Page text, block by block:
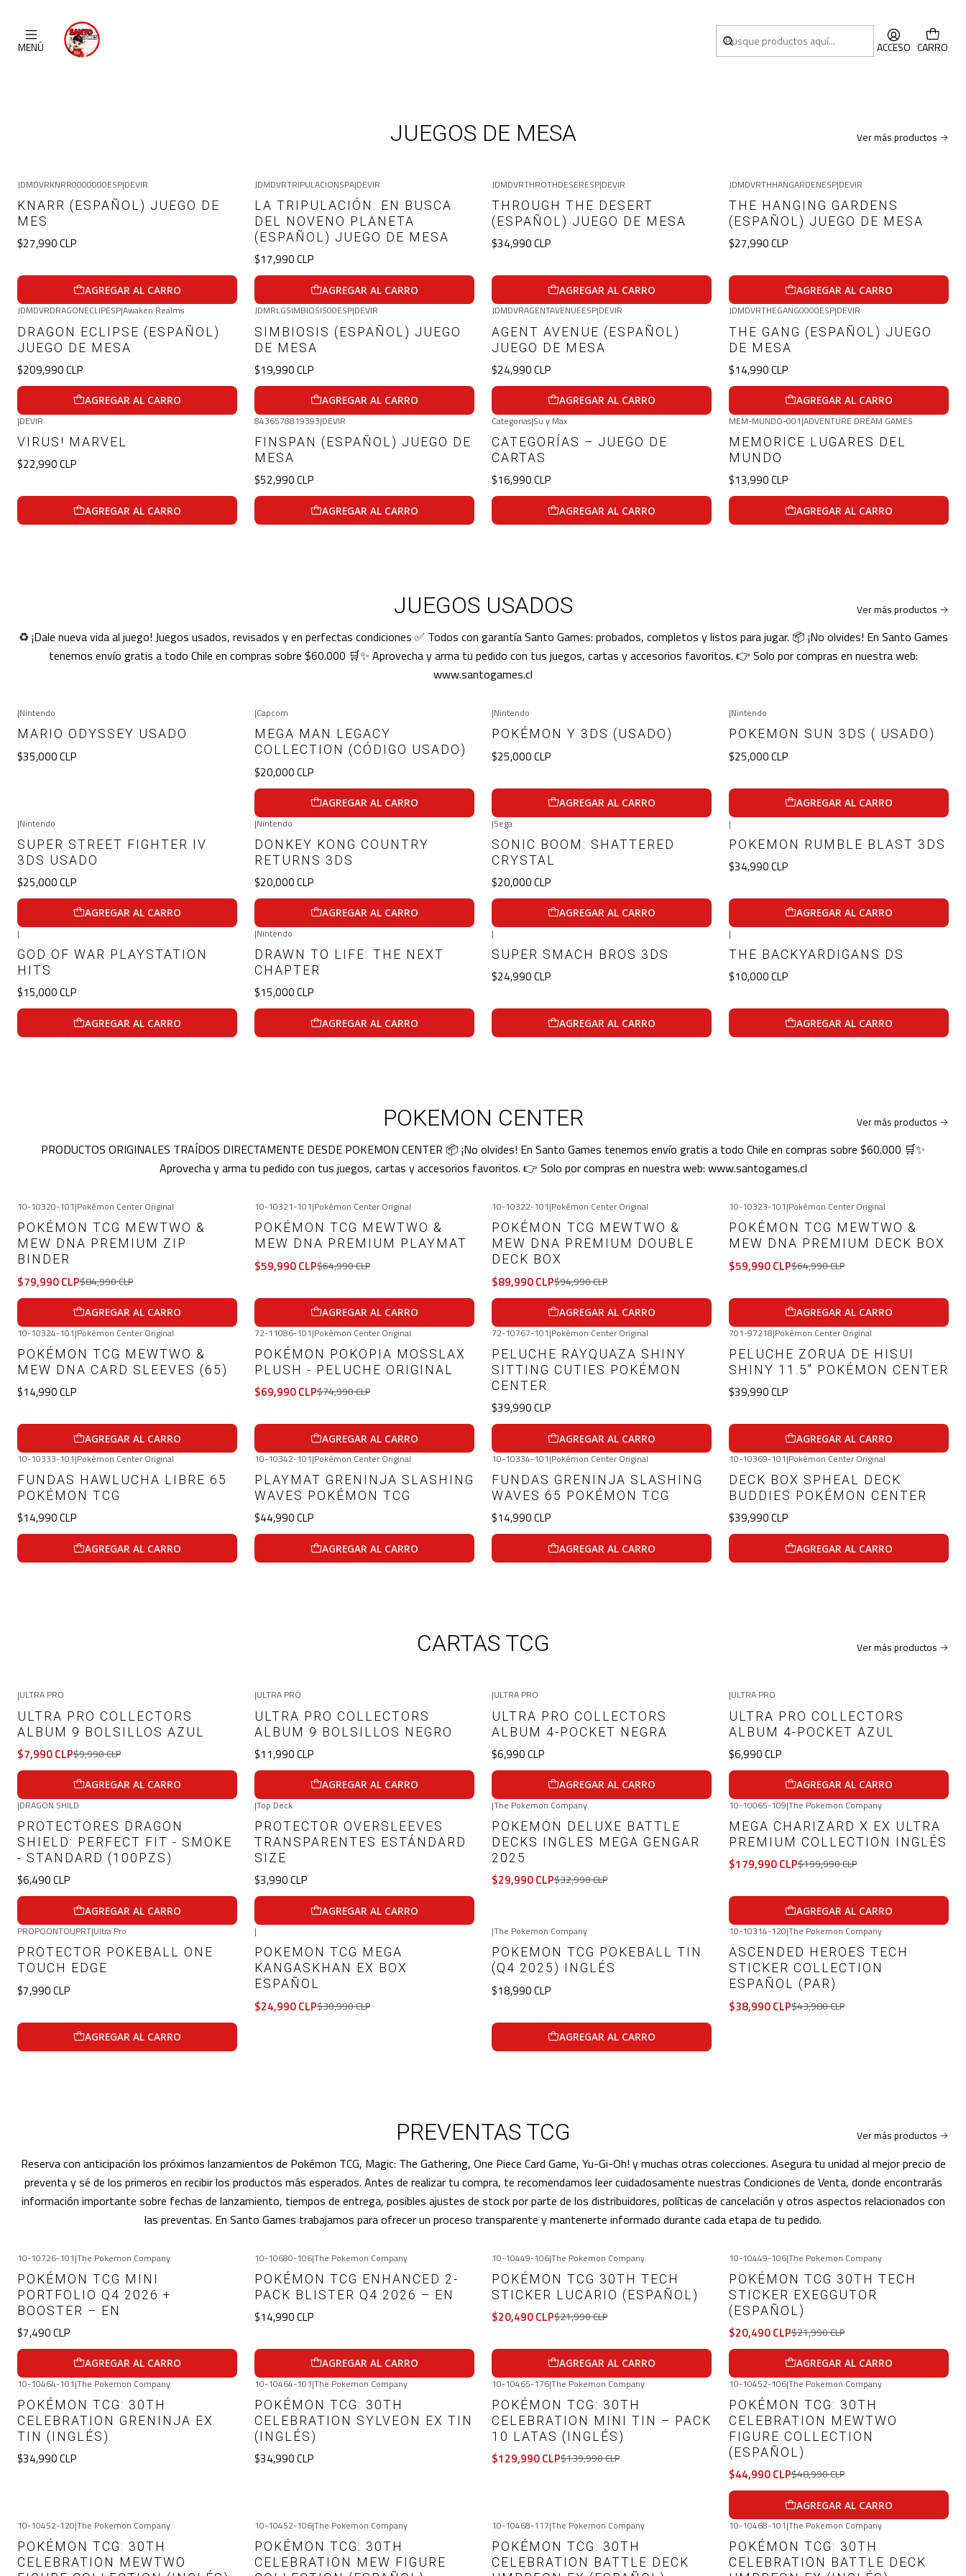
MENÚ ACCESO CARRO
JUEGOS DE MESA Ver más productos
JDMDVRKNRR0000000ESP|DEVIR
KNARR (ESPAÑOL) JUEGO DE
MES
$27,990 CLP
AGREGAR AL CARRO
JDMDVRTRIPULACIONSPA|DEVIR
LA TRIPULACIÓN: EN BUSCA
DEL NOVENO PLANETA
(ESPAÑOL) JUEGO DE MESA
$17,990 CLP
AGREGAR AL CARRO
JDMDVRTHROTHDESERESP|DEVIR
THROUGH THE DESERT
(ESPAÑOL) JUEGO DE MESA
$34,990 CLP
AGREGAR AL CARRO
JDMDVRTHHANGARDENESP|DEVIR
THE HANGING GARDENS
(ESPAÑOL) JUEGO DE MESA
$27,990 CLP
AGREGAR AL CARRO
JDMDVRDRAGONECLIPESP|Awaken Realms
DRAGON ECLIPSE (ESPAÑOL)
JUEGO DE MESA
$209,990 CLP
AGREGAR AL CARRO
JDMRLGSIMBIOSIS00ESP|DEVIR
SIMBIOSIS (ESPAÑOL) JUEGO
DE MESA
$19,990 CLP
AGREGAR AL CARRO
JDMDVRAGENTAVENUEESP|DEVIR
AGENT AVENUE (ESPAÑOL)
JUEGO DE MESA
$24,990 CLP
AGREGAR AL CARRO
JDMDVRTHEGANG0000ESP|DEVIR
THE GANG (ESPAÑOL) JUEGO
DE MESA
$14,990 CLP
AGREGAR AL CARRO
|DEVIR
VIRUS! MARVEL
$22,990 CLP
AGREGAR AL CARRO
8436578819393|DEVIR
FINSPAN (ESPAÑOL) JUEGO DE
MESA
$52,990 CLP
AGREGAR AL CARRO
Categorias|Su y Max
CATEGORÍAS – JUEGO DE
CARTAS
$16,990 CLP
AGREGAR AL CARRO
MEM-MUNDO-001|ADVENTURE DREAM GAMES
MEMORICE LUGARES DEL
MUNDO
$13,990 CLP
AGREGAR AL CARRO
JUEGOS USADOS
♻️ ¡Dale nueva vida al juego! Juegos usados, revisados y en perfectas condiciones ✅ Todos con garantía Santo Games: probados, completos y listos para jugar. 📦 ¡No olvides! En Santo Games
tenemos envío gratis a todo Chile en compras sobre $60.000 🛒✨ Aprovecha y arma tu pedido con tus juegos, cartas y accesorios favoritos. 👉 Solo por compras en nuestra web:
www.santogames.cl
Ver más productos
|Nintendo
MARIO ODYSSEY USADO
$35,000 CLP
|Capcom
MEGA MAN LEGACY
COLLECTION (CÓDIGO USADO)
$20,000 CLP
AGREGAR AL CARRO
|Nintendo
POKÉMON Y 3DS (USADO)
$25,000 CLP
AGREGAR AL CARRO
|Nintendo
POKEMON SUN 3DS ( USADO)
$25,000 CLP
AGREGAR AL CARRO
|Nintendo
SUPER STREET FIGHTER IV
3DS USADO
$25,000 CLP
AGREGAR AL CARRO
|Nintendo
DONKEY KONG COUNTRY
RETURNS 3DS
$20,000 CLP
AGREGAR AL CARRO
|Sega
SONIC BOOM: SHATTERED
CRYSTAL
$20,000 CLP
AGREGAR AL CARRO
|
POKEMON RUMBLE BLAST 3DS
$34,990 CLP
AGREGAR AL CARRO
|
GOD OF WAR PLAYSTATION
HITS
$15,000 CLP
AGREGAR AL CARRO
|Nintendo
DRAWN TO LIFE: THE NEXT
CHAPTER
$15,000 CLP
AGREGAR AL CARRO
|
SUPER SMACH BROS 3DS
$24,990 CLP
AGREGAR AL CARRO
|
THE BACKYARDIGANS DS
$10,000 CLP
AGREGAR AL CARRO
POKEMON CENTER
PRODUCTOS ORIGINALES TRAÍDOS DIRECTAMENTE DESDE POKEMON CENTER 📦 ¡No olvides! En Santo Games tenemos envío gratis a todo Chile en compras sobre $60.000 🛒✨
Aprovecha y arma tu pedido con tus juegos, cartas y accesorios favoritos. 👉 Solo por compras en nuestra web: www.santogames.cl
Ver más productos
10-10320-101|Pokémon Center Original
POKÉMON TCG MEWTWO &
MEW DNA PREMIUM ZIP
BINDER
$79,990 CLP$84,990 CLP
AGREGAR AL CARRO
10-10321-101|Pokémon Center Original
POKÉMON TCG MEWTWO &
MEW DNA PREMIUM PLAYMAT
$59,990 CLP$64,990 CLP
AGREGAR AL CARRO
10-10322-101|Pokémon Center Original
POKÉMON TCG MEWTWO &
MEW DNA PREMIUM DOUBLE
DECK BOX
$89,990 CLP$94,990 CLP
AGREGAR AL CARRO
10-10323-101|Pokémon Center Original
POKÉMON TCG MEWTWO &
MEW DNA PREMIUM DECK BOX
$59,990 CLP$64,990 CLP
AGREGAR AL CARRO
10-10324-101|Pokémon Center Original
POKÉMON TCG MEWTWO &
MEW DNA CARD SLEEVES (65)
$14,990 CLP
AGREGAR AL CARRO
72-11086-101|Pokémon Center Original
POKÉMON POKOPIA MOSSLAX
PLUSH - PELUCHE ORIGINAL
$69,990 CLP$74,990 CLP
AGREGAR AL CARRO
72-10767-101|Pokémon Center Original
PELUCHE RAYQUAZA SHINY
SITTING CUTIES POKÉMON
CENTER
$39,990 CLP
AGREGAR AL CARRO
701-97218|Pokémon Center Original
PELUCHE ZORUA DE HISUI
SHINY 11.5” POKÉMON CENTER
$39,990 CLP
AGREGAR AL CARRO
10-10333-101|Pokémon Center Original
FUNDAS HAWLUCHA LIBRE 65
POKÉMON TCG
$14,990 CLP
AGREGAR AL CARRO
10-10342-101|Pokémon Center Original
PLAYMAT GRENINJA SLASHING
WAVES POKÉMON TCG
$44,990 CLP
AGREGAR AL CARRO
10-10334-101|Pokémon Center Original
FUNDAS GRENINJA SLASHING
WAVES 65 POKÉMON TCG
$14,990 CLP
AGREGAR AL CARRO
10-10369-101|Pokémon Center Original
DECK BOX SPHEAL DECK
BUDDIES POKÉMON CENTER
$39,990 CLP
AGREGAR AL CARRO
CARTAS TCG Ver más productos
|ULTRA PRO
ULTRA PRO COLLECTORS
ALBUM 9 BOLSILLOS AZUL
$7,990 CLP$9,990 CLP
AGREGAR AL CARRO
|ULTRA PRO
ULTRA PRO COLLECTORS
ALBUM 9 BOLSILLOS NEGRO
$11,990 CLP
AGREGAR AL CARRO
|ULTRA PRO
ULTRA PRO COLLECTORS
ALBUM 4-POCKET NEGRA
$6,990 CLP
AGREGAR AL CARRO
|ULTRA PRO
ULTRA PRO COLLECTORS
ALBUM 4-POCKET AZUL
$6,990 CLP
AGREGAR AL CARRO
|DRAGON SHILD
PROTECTORES DRAGON
SHIELD: PERFECT FIT - SMOKE
- STANDARD (100PZS)
$6,490 CLP
AGREGAR AL CARRO
|Top Deck
PROTECTOR OVERSLEEVES
TRANSPARENTES ESTÁNDARD
SIZE
$3,990 CLP
AGREGAR AL CARRO
Agotado
|The Pokemon Company
POKEMON DELUXE BATTLE
DECKS INGLES MEGA GENGAR
2025
$29,990 CLP$32,990 CLP
10-10065-109|The Pokemon Company
MEGA CHARIZARD X EX ULTRA
PREMIUM COLLECTION INGLÉS
$179,990 CLP$199,990 CLP
AGREGAR AL CARRO
PROPOONTOUPRT|Ultra Pro
PROTECTOR POKEBALL ONE
TOUCH EDGE
$7,990 CLP
AGREGAR AL CARRO
Agotado
|
POKEMON TCG MEGA
KANGASKHAN EX BOX
ESPAÑOL
$24,990 CLP$30,990 CLP
|The Pokemon Company
POKEMON TCG POKEBALL TIN
(Q4 2025) INGLÉS
$18,990 CLP
AGREGAR AL CARRO
Agotado
10-10314-120|The Pokemon Company
ASCENDED HEROES TECH
STICKER COLLECTION
ESPAÑOL (PAR)
$38,990 CLP$43,980 CLP
PREVENTAS TCG
Reserva con anticipación los próximos lanzamientos de Pokémon TCG, Magic: The Gathering, One Piece Card Game, Yu-Gi-Oh! y muchas otras colecciones. Asegura tu unidad al mejor precio de
preventa y sé de los primeros en recibir los productos más esperados. Antes de realizar tu compra, te recomendamos leer cuidadosamente nuestras Condiciones de Venta, donde encontrarás
información importante sobre fechas de lanzamiento, tiempos de entrega, posibles ajustes de stock por parte de los distribuidores, políticas de cancelación y otros aspectos relacionados con
las preventas. En Santo Games trabajamos para ofrecer un proceso transparente y mantenerte informado durante cada etapa de tu pedido.
Ver más productos
10-10726-101|The Pokemon Company
POKÉMON TCG MINI
PORTFOLIO Q4 2026 +
BOOSTER – EN
$7,490 CLP
AGREGAR AL CARRO
10-10680-106|The Pokemon Company
POKÉMON TCG ENHANCED 2-
PACK BLISTER Q4 2026 – EN
$14,990 CLP
AGREGAR AL CARRO
10-10449-106|The Pokemon Company
POKÉMON TCG 30TH TECH
STICKER LUCARIO (ESPAÑOL)
$20,490 CLP$21,990 CLP
AGREGAR AL CARRO
10-10449-106|The Pokemon Company
POKÉMON TCG 30TH TECH
STICKER EXEGGUTOR
(ESPAÑOL)
$20,490 CLP$21,990 CLP
AGREGAR AL CARRO
Agotado
10-10464-101|The Pokemon Company
POKÉMON TCG: 30TH
CELEBRATION GRENINJA EX
TIN (INGLÉS)
$34,990 CLP
Agotado
10-10464-101|The Pokemon Company
POKÉMON TCG: 30TH
CELEBRATION SYLVEON EX TIN
(INGLÉS)
$34,990 CLP
Agotado
10-10465-176|The Pokemon Company
POKÉMON TCG: 30TH
CELEBRATION MINI TIN – PACK
10 LATAS (INGLÉS)
$129,990 CLP$139,990 CLP
10-10452-106|The Pokemon Company
POKÉMON TCG: 30TH
CELEBRATION MEWTWO
FIGURE COLLECTION
(ESPAÑOL)
$44,990 CLP$48,990 CLP
AGREGAR AL CARRO
Agotado
10-10452-120|The Pokemon Company
POKÉMON TCG: 30TH
CELEBRATION MEWTWO
10-10452-106|The Pokemon Company
POKÉMON TCG: 30TH
CELEBRATION MEW FIGURE
OFF
10-10468-117|The Pokemon Company
POKÉMON TCG: 30TH
CELEBRATION BATTLE DECK
Agotado
10-10468-101|The Pokemon Company
POKÉMON TCG: 30TH
CELEBRATION BATTLE DECK